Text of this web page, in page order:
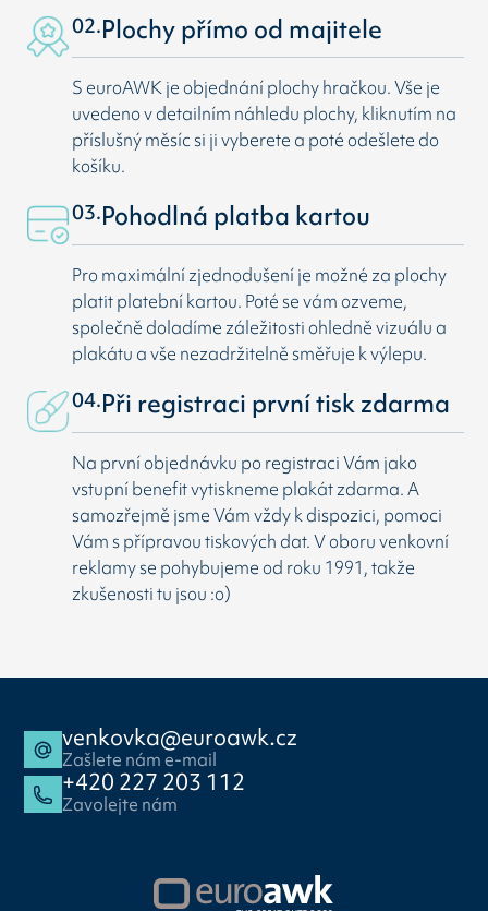
02.Plochy přímo od majitele
S euroAWK je objednání plochy hračkou. Vše je
uvedeno v detailním náhledu plochy, kliknutím na
příslušný měsíc si ji vyberete a poté odešlete do
košíku.
03.Pohodlná platba kartou
Pro maximální zjednodušení je možné za plochy
platit platební kartou. Poté se vám ozveme,
společně doladíme záležitosti ohledně vizuálu a
plakátu a vše nezadržitelně směřuje k výlepu.
04.Při registraci první tisk zdarma
Na první objednávku po registraci Vám jako
vstupní benefit vytiskneme plakát zdarma. A
samozřejmě jsme Vám vždy k dispozici, pomoci
Vám s přípravou tiskových dat. V oboru venkovní
reklamy se pohybujeme od roku 1991, takže
zkušenosti tu jsou :o)
venkovka@euroawk.cz
Zašlete nám e-mail
+420 227 203 112
Zavolejte nám